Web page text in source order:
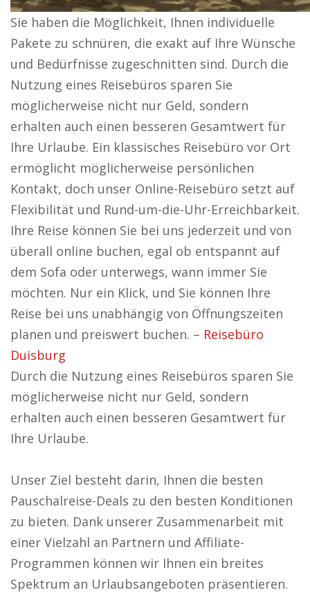
Sie haben die Möglichkeit, Ihnen individuelle
Pakete zu schnüren, die exakt auf Ihre Wünsche
und Bedürfnisse zugeschnitten sind. Durch die
Nutzung eines Reisebüros sparen Sie
möglicherweise nicht nur Geld, sondern
erhalten auch einen besseren Gesamtwert für
Ihre Urlaube. Ein klassisches Reisebüro vor Ort
ermöglicht möglicherweise persönlichen
Kontakt, doch unser Online-Reisebüro setzt auf
Flexibilität und Rund-um-die-Uhr-Erreichbarkeit.
Ihre Reise können Sie bei uns jederzeit und von
überall online buchen, egal ob entspannt auf
dem Sofa oder unterwegs, wann immer Sie
möchten. Nur ein Klick, und Sie können Ihre
Reise bei uns unabhängig von Öffnungszeiten
planen und preiswert buchen. – Reisebüro
Duisburg
Durch die Nutzung eines Reisebüros sparen Sie
möglicherweise nicht nur Geld, sondern
erhalten auch einen besseren Gesamtwert für
Ihre Urlaube.
Unser Ziel besteht darin, Ihnen die besten
Pauschalreise-Deals zu den besten Konditionen
zu bieten. Dank unserer Zusammenarbeit mit
einer Vielzahl an Partnern und Affiliate-
Programmen können wir Ihnen ein breites
Spektrum an Urlaubsangeboten präsentieren.